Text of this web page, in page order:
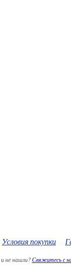
Условия покупки
не нашли? Свяжитесь с